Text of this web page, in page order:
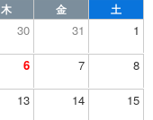
木 金 土
30 31 1
6 7 8
13 14 15